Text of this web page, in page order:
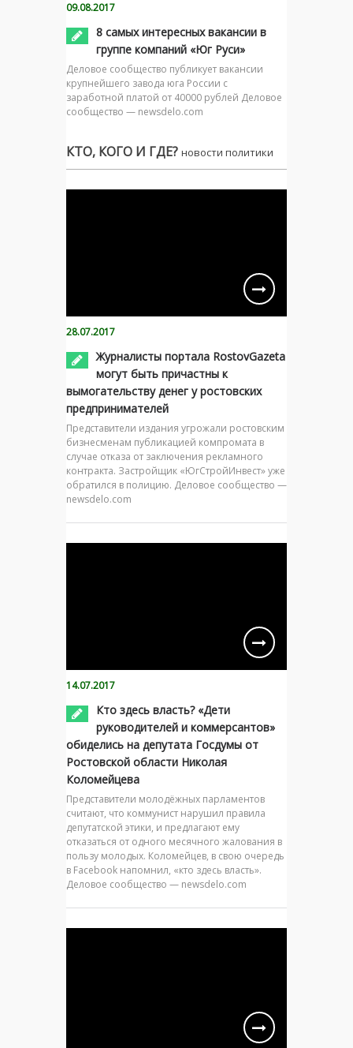
09.08.2017
8 самых интересных вакансии в
группе компаний «Юг Руси»
Деловое сообщество публикует вакансии
крупнейшего завода юга России с
заработной платой от 40000 рублей Деловое
сообщество — newsdelo.com
КТО, КОГО И ГДЕ? новости политики
28.07.2017
Журналисты портала RostovGazeta
могут быть причастны к
вымогательству денег у ростовских
предпринимателей
Представители издания угрожали ростовским
бизнесменам публикацией компромата в
случае отказа от заключения рекламного
контракта. Застройщик «ЮгСтройИнвест» уже
обратился в полицию. Деловое сообщество —
newsdelo.com
14.07.2017
Кто здесь власть? «Дети
руководителей и коммерсантов»
обиделись на депутата Госдумы от
Ростовской области Николая
Коломейцева
Представители молодёжных парламентов
считают, что коммунист нарушил правила
депутатской этики, и предлагают ему
отказаться от одного месячного жалования в
пользу молодых. Коломейцев, в свою очередь
в Facebook напомнил, «кто здесь власть».
Деловое сообщество — newsdelo.com